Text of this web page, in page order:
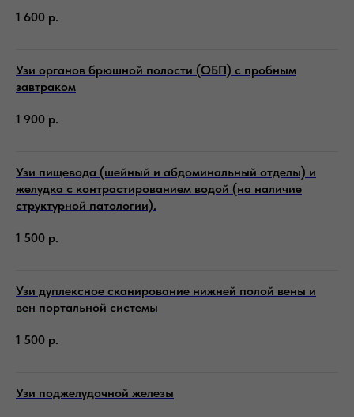
1 600 р.
Узи органов брюшной полости (ОБП) с пробным
завтраком
1 900 р.
Узи пищевода (шейный и абдоминальный отделы) и
желудка с контрастированием водой (на наличие
структурной патологии).
1 500 р.
Узи дуплексное сканирование нижней полой вены и
вен портальной системы
1 500 р.
Узи поджелудочной железы